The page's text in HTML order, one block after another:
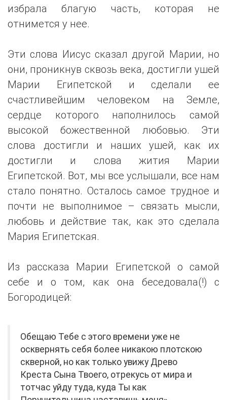
избрала благую часть, которая не
отнимется у нее.
Эти слова Иисус сказал другой Марии, но
они, проникнув сквозь века, достигли ушей
Марии Египетской и сделали ее
счастливейшим человеком на Земле,
сердце которого наполнилось самой
высокой божественной любовью. Эти
слова достигли и наших ушей, как их
достигли и слова жития Марии
Египетской. Вот, мы все услышали, все нам
стало понятно. Осталось самое трудное и
почти не выполнимое – связать мысли,
любовь и действие так, как это сделала
Мария Египетская.
Из рассказа Марии Египетской о самой
себе и о том, как она беседовала(!) с
Богородицей:
Обещаю Тебе с этого времени уже не
осквернять себя более никакою плотскою
скверной, но как только увижу Древо
Креста Сына Твоего, отрекусь от мира и
тотчас уйду туда, куда Ты как